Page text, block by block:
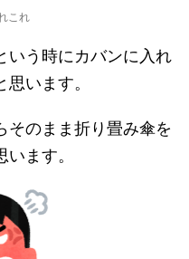
これ
いう時にカバンに入れ
います。
そのまま折り畳み傘を
ます。